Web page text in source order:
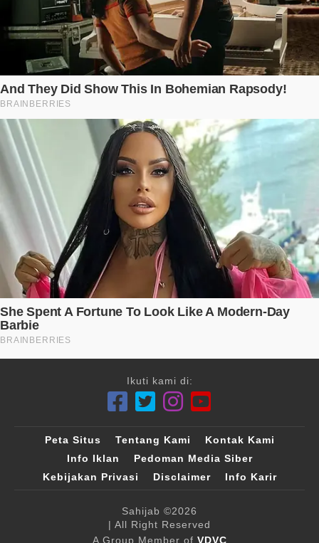
Ikuti kami di:
Peta Situs Tentang Kami
Kontak Kami
Info Iklan
Pedoman Media Siber
Kebijakan Privasi
Disclaimer Info Karir
Sahijab ©2026
| All Right Reserved
A Group Member of VDVC